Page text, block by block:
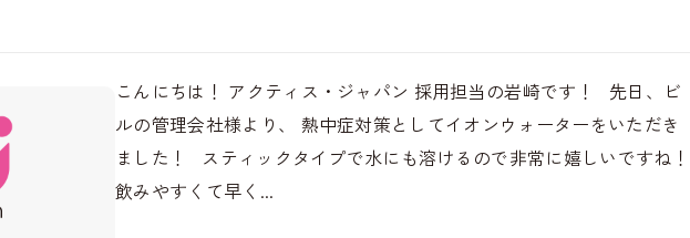
こんにちは！ アクティス・ジャパン 採用担当の岩崎です！ 先日、ビ
ルの管理会社様より、 熱中症対策としてイオンウォーターをいただき
ました！ スティックタイプで水にも溶けるので非常に嬉しいですね！
飲みやすくて早く...